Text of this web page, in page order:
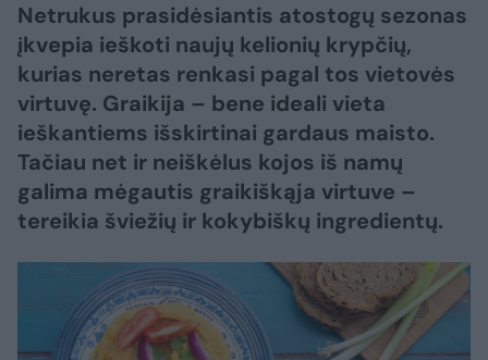
Netrukus prasidėsiantis atostogų sezonas
įkvepia ieškoti naujų kelionių krypčių,
kurias neretas renkasi pagal tos vietovės
virtuvę. Graikija – bene ideali vieta
ieškantiems išskirtinai gardaus maisto.
Tačiau net ir neiškėlus kojos iš namų
galima mėgautis graikiškąja virtuve –
tereikia šviežių ir kokybiškų ingredientų.